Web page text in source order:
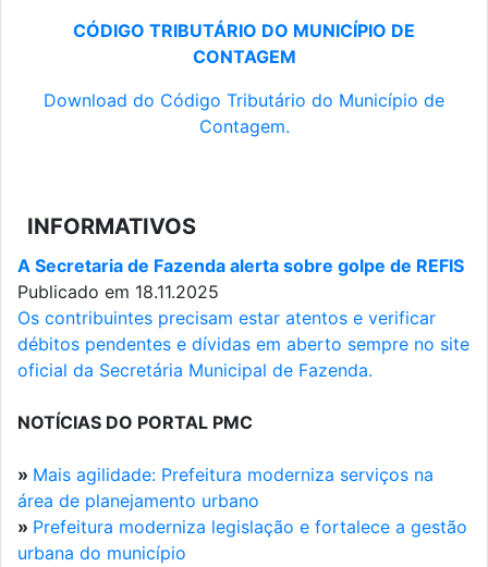
CÓDIGO TRIBUTÁRIO DO MUNICÍPIO DE
CONTAGEM
Download do Código Tributário do Município de
Contagem.
INFORMATIVOS
A Secretaria de Fazenda alerta sobre golpe de REFIS
Publicado em 18.11.2025
Os contribuintes precisam estar atentos e verificar
débitos pendentes e dívidas em aberto sempre no site
oficial da Secretária Municipal de Fazenda.
NOTÍCIAS DO PORTAL PMC
» Mais agilidade: Prefeitura moderniza serviços na
área de planejamento urbano
» Prefeitura moderniza legislação e fortalece a gestão
urbana do município